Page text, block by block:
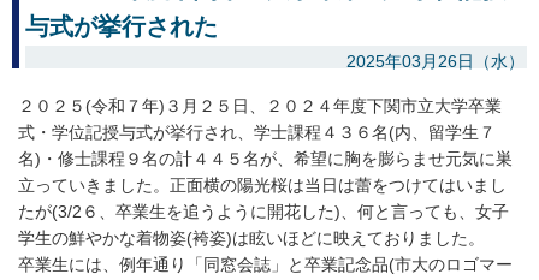
与式が挙行された
2025年03月26日（水）
２０２５(令和７年)３月２５日、２０２４年度下関市立大学卒業
式・学位記授与式が挙行され、学士課程４３６名(内、留学生７
名)・修士課程９名の計４４５名が、希望に胸を膨らませ元気に巣
立っていきました。正面横の陽光桜は当日は蕾をつけてはいまし
たが(3/2６、卒業生を追うように開花した)、何と言っても、女子
学生の鮮やかな着物姿(袴姿)は眩いほどに映えておりました。
卒業生には、例年通り「同窓会誌」と卒業記念品(市大のロゴマー